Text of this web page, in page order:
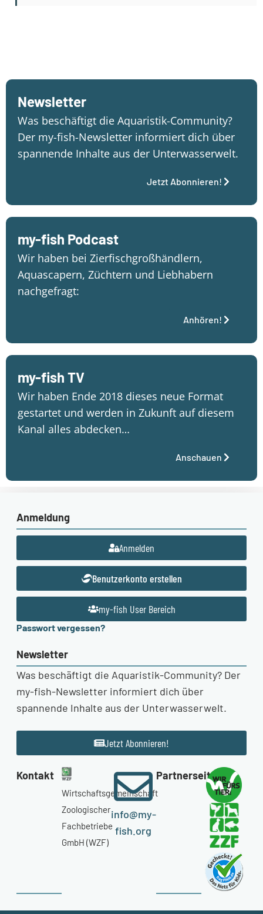
Newsletter
Was beschäftigt die Aquaristik-Community?
Der my-fish-Newsletter informiert dich über
spannende Inhalte aus der Unterwasserwelt.
Jetzt Abonnieren!
my-fish Podcast
Wir haben bei Zierfischgroßhändlern,
Aquascapern, Züchtern und Liebhabern
nachgefragt:
Anhören!
my-fish TV
Wir haben Ende 2018 dieses neue Format
gestartet und werden in Zukunft auf diesem
Kanal alles abdecken…
Anschauen
Anmeldung
Anmelden
Benutzerkonto erstellen
my-fish User Bereich
Passwort vergessen?
Newsletter
Was beschäftigt die Aquaristik-Community? Der
my-fish-Newsletter informiert dich über
spannende Inhalte aus der Unterwasserwelt.
Jetzt Abonnieren!
Kontakt
Wirtschaftsgemeinschaft
Zoologischer
Fachbetriebe
GmbH (WZF)
info@my-
fish.org
Partnerseiten